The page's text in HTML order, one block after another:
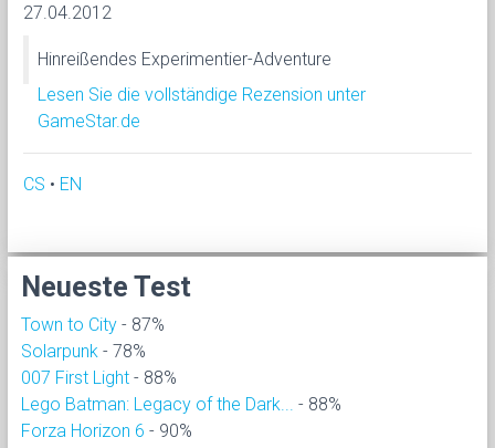
27.04.2012
Hinreißendes Experimentier-Adventure
Lesen Sie die vollständige Rezension unter
GameStar.de
CS • EN
Neueste Test
Town to City - 87%
Solarpunk - 78%
007 First Light - 88%
Lego Batman: Legacy of the Dark...
- 88%
Forza Horizon 6 - 90%